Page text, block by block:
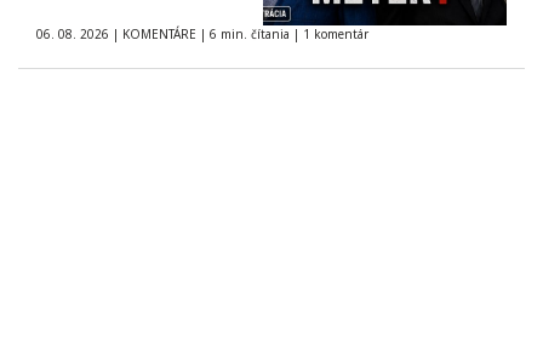
06. 08. 2026 | KOMENTÁRE | 6 min. čítania | 1 komentár